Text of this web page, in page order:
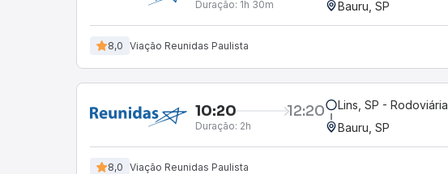
Duração: 1h 30m
Bauru, SP
8,0 Viação Reunidas Paulista
10:20 12:20
Duração: 2h
Lins, SP - Rodoviária
Bauru, SP
8,0 Viação Reunidas Paulista